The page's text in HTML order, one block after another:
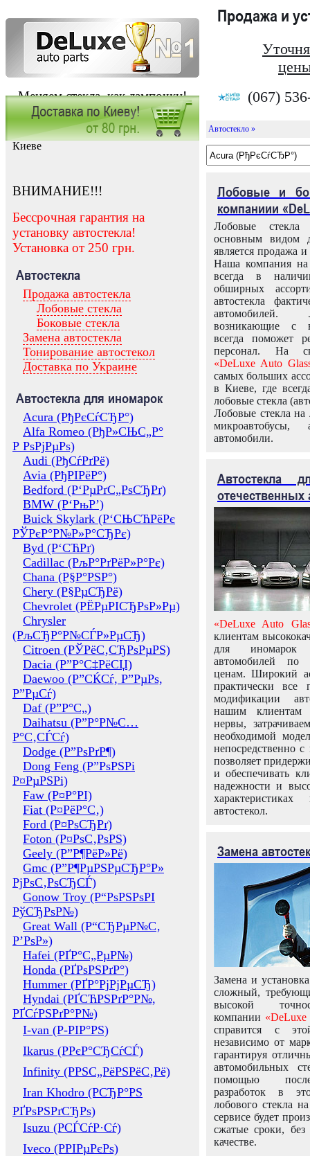
Меняем стекла, как лампочки!
Продажа и
(067)
Заказать установку автостекла в
Киеве
ВНИМАНИЕ!!!
Бессрочная гарантия на
установку автостекла!
Установка от 250 грн.
Автостекла
Продажа автостекла
Лобовые стекла
Боковые стекла
Замена автостекла
Тонирование автостекол
Доставка по Украине
Автостекла для иномарок
Acura (РђРєСѓСЂР°)
Alfa Romeo (РђР»СЊС„Р°
Р РѕРјРµРѕ)
Audi (РђСѓРґРё)
Avia (РђРІРёР°)
Bedford (Р‘РµРґС„РѕСЂРґ)
BMW (Р‘РњР’)
Buick Skylark (Р‘СЊСЋРёРє
РЎРєР°Р№Р»Р°СЂРє)
Byd (Р‘СЋРґ)
Cadillac (РљР°РґРёР»Р°Рє)
Chana (Р§Р°РЅР°)
Chery (Р§РµСЂРё)
Chevrolet (РЁРµРІСЂРѕР»Рµ)
Chrysler
(РљСЂР°Р№СЃР»РµСЂ)
Citroen (РЎРёС‚СЂРѕРµРЅ)
Dacia (Р”Р°С‡РёСЏ)
Daewoo (Р”СЌСѓ, Р”РµРѕ,
Р”РµСѓ)
Daf (Р”Р°С„)
Daihatsu (Р”Р°Р№С…
Р°С‚СЃСѓ)
Dodge (Р”РѕРґР¶)
Dong Feng (Р”РѕРЅРі
Р¤РµРЅРі)
Faw (Р¤Р°РІ)
Fiat (Р¤РёР°С‚)
Ford (Р¤РѕСЂРґ)
Foton (Р¤РѕС‚РѕРЅ)
Geely (Р”Р¶РёР»Рё)
Gmc (Р”Р¶РµРЅРµСЂР°Р»
РјРѕС‚РѕСЂСЃ)
Gonow Troy (Р“РѕРЅРѕРІ
РўСЂРѕР№)
Great Wall (Р“СЂРµР№С‚
Р’РѕР»)
Hafei (РҐР°С„РµР№)
Honda (РҐРѕРЅРґР°)
Hummer (РҐР°РјРјРµСЂ)
Hyndai (РҐСЋРЅРґР°Р№,
РҐСѓРЅРґР°Р№)
I-van (Р-РІР°РЅ)
Ikarus (РРєР°СЂСѓСЃ)
Infinity (РРЅС„РёРЅРёС‚Рё)
Iran Khodro (РСЂР°РЅ
РҐРѕРЅРґСЂРѕ)
Isuzu (РСЃСѓР·Сѓ)
Iveco (РРІРµРєРѕ)
Автостекло »
Лобовые и
компаниии
Лобовые
основным видом
является продажа и
Наша компания на
всегда в
обширных
автостекла
возникающие с
всегда поможет
персонал. На
«DeLuxe Auto
самых больших
в Киеве, где
лобовые стекла
Лобовые стекла на
микроавтобусы,
автомобили.
Автостекла
отечественных
«DeLuxe Auto
клиентам
для иномарок
автомобилей
ценам. Широкий
практически все
модификации
нашим клиентам
нервы,
необходимой
непосредственно
позволяет
и обеспечивать
надежности и
автостекол.
Замена
Замена и
сложный,
высокой
компании «DeLuxe
справится с
независимо от
гарантируя
автомобильных
помощью
разработок в
лобового стекла
сервисе будет
сжатые сроки,
качестве.